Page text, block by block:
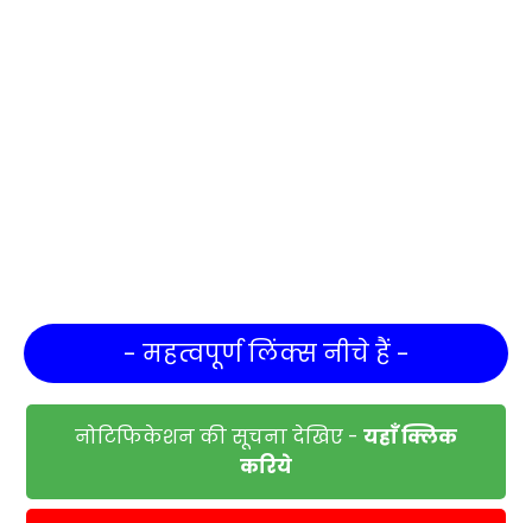
- महत्वपूर्ण लिंक्स नीचे हैं -
नोटिफिकेशन की सूचना देखिए - यहाँ क्लिक
करिये